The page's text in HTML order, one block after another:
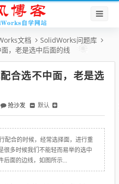
文档
SolidWorks问题库
，老是选中后面的线
合选不中面，老是选
抢沙发 默认
配合的时候，经常选择面，进行重
很多时候我们不能轻而易举的选中
后面的边线，如图所示...